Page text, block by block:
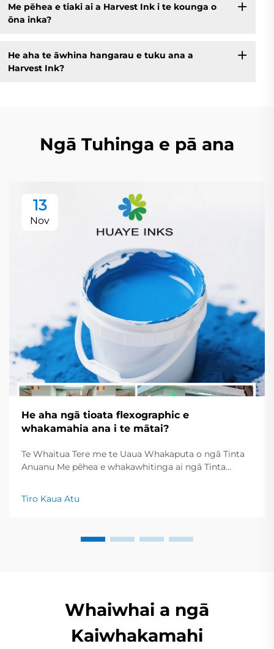
Me pēhea e tiaki ai a Harvest Ink i te kounga o
ōna inka?
He aha te āwhina hangarau e tuku ana a
Harvest Ink?
Ngā Tuhinga e pā ana
13
Nov
He aha ngā tioata flexographic e
whakamahia ana i te mātai?
Te Whaitua Tere me te Uaua Whakaputa o ngā Tinta
Anuanu Me pēhea e whakawhitinga ai ngā Tinta
Ko ngā tinta printa anuanu e maroke ana tere tere, nā
reira he pai mō te whakaputa i te nuinga o ngā kōrero
Tiro Kaua Atu
Whaiwhai a ngā
Kaiwhakamahi